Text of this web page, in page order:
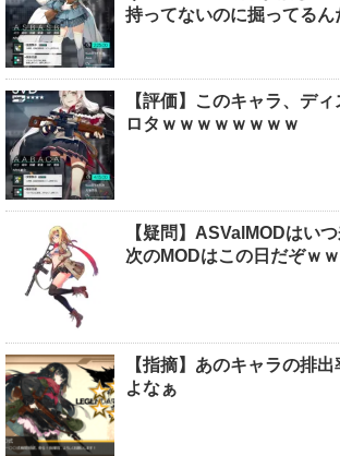
持ってないのに掘ってるん
【評価】このキャラ、デ
ロタｗｗｗｗｗｗｗｗ
【疑問】ASValMODはい
次のMODはこの日だぞｗ
【指摘】あのキャラの排
よなぁ